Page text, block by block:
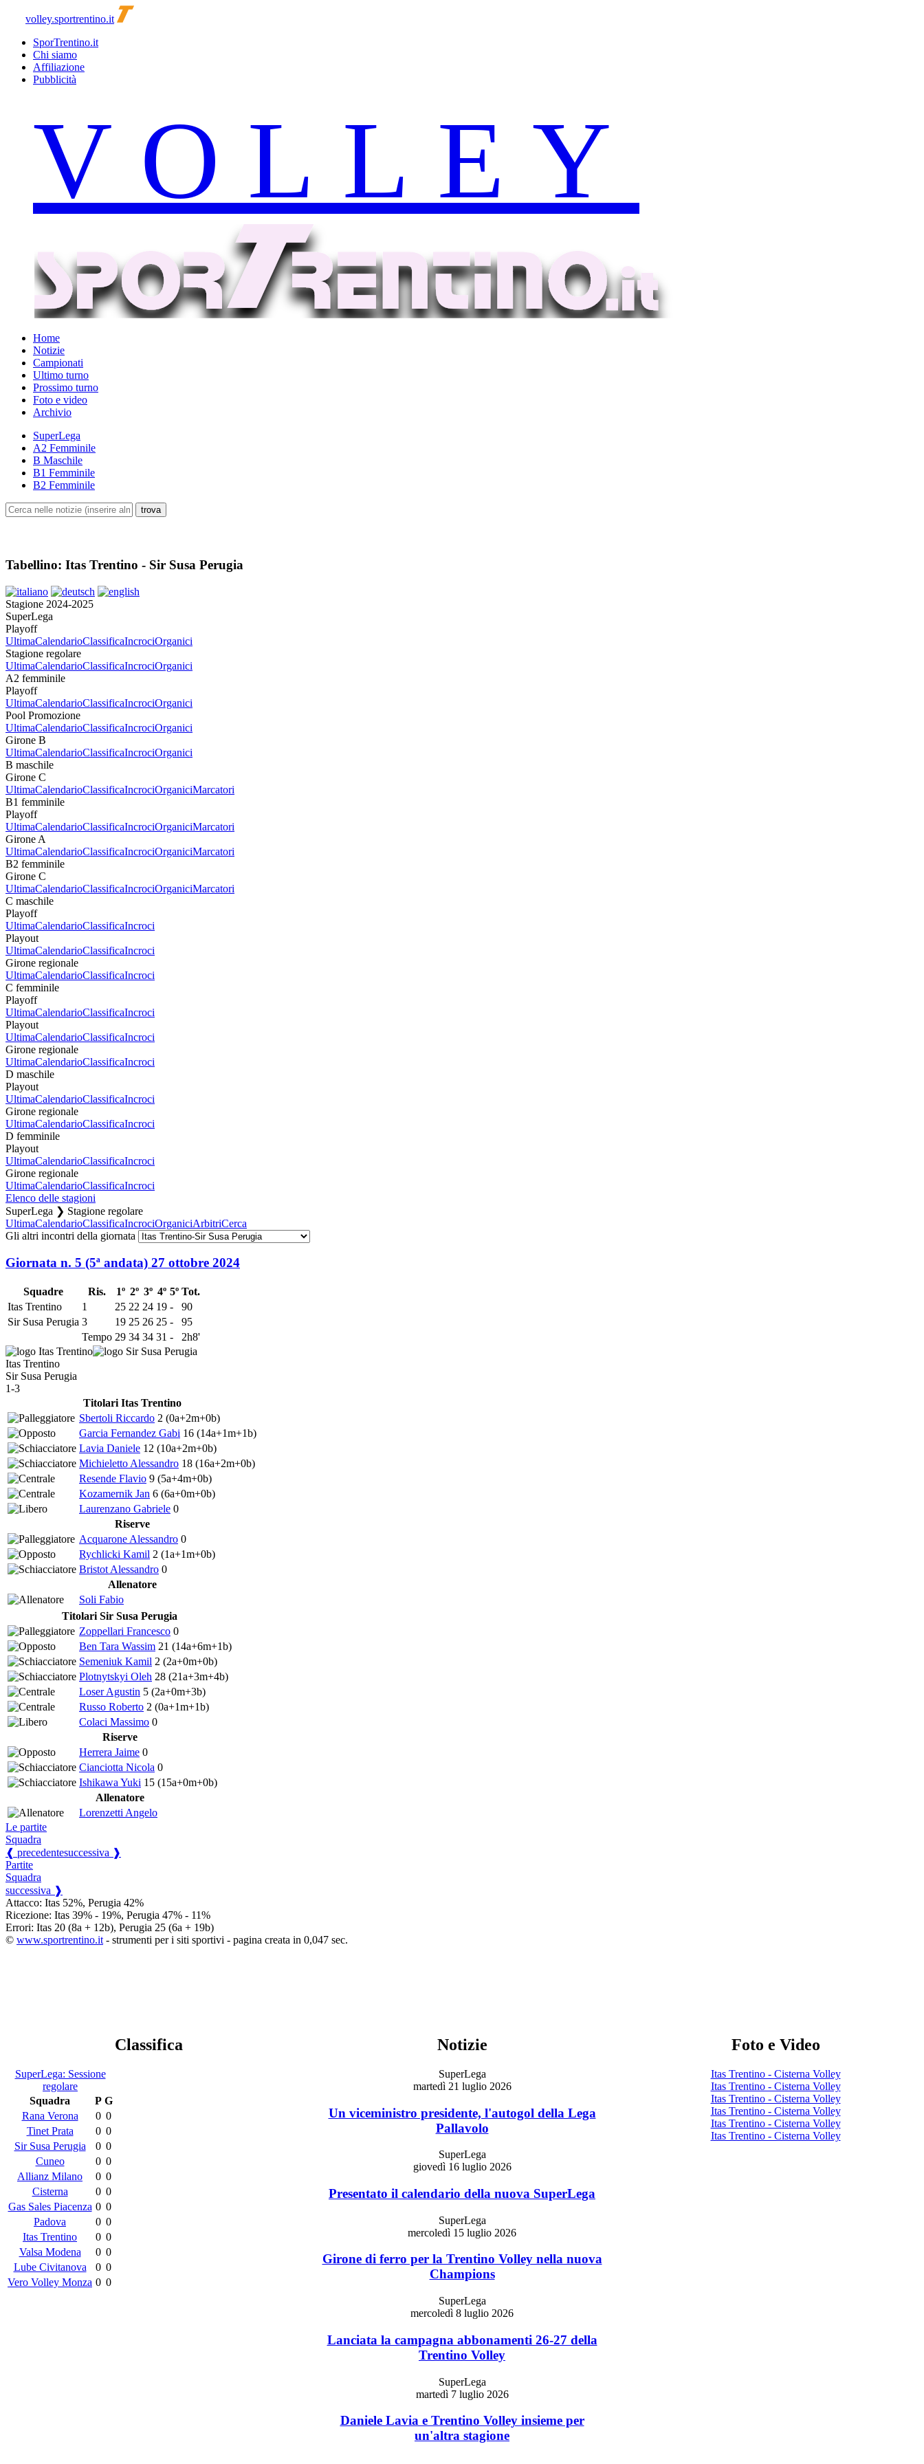
volley.sportrentino.it
SporTrentino.it
Chi siamo
Affiliazione
Pubblicità
Home
Notizie
Campionati
Ultimo turno
Prossimo turno
Foto e video
Archivio
SuperLega
A2 Femminile
B Maschile
B1 Femminile
B2 Femminile
Tabellino: Itas Trentino - Sir Susa Perugia
Stagione 2024-2025
SuperLega
Playoff
UltimaCalendarioClassificaIncrociOrganici
Stagione regolare
UltimaCalendarioClassificaIncrociOrganici
A2 femminile
Playoff
UltimaCalendarioClassificaIncrociOrganici
Pool Promozione
UltimaCalendarioClassificaIncrociOrganici
Girone B
UltimaCalendarioClassificaIncrociOrganici
B maschile
Girone C
UltimaCalendarioClassificaIncrociOrganiciMarcatori
B1 femminile
Playoff
UltimaCalendarioClassificaIncrociOrganiciMarcatori
Girone A
UltimaCalendarioClassificaIncrociOrganiciMarcatori
B2 femminile
Girone C
UltimaCalendarioClassificaIncrociOrganiciMarcatori
C maschile
Playoff
UltimaCalendarioClassificaIncroci
Playout
UltimaCalendarioClassificaIncroci
Girone regionale
UltimaCalendarioClassificaIncroci
C femminile
Playoff
UltimaCalendarioClassificaIncroci
Playout
UltimaCalendarioClassificaIncroci
Girone regionale
UltimaCalendarioClassificaIncroci
D maschile
Playout
UltimaCalendarioClassificaIncroci
Girone regionale
UltimaCalendarioClassificaIncroci
D femminile
Playout
UltimaCalendarioClassificaIncroci
Girone regionale
UltimaCalendarioClassificaIncroci
Elenco delle stagioni
SuperLega ❯ Stagione regolare
UltimaCalendarioClassificaIncrociOrganiciArbitriCerca
Gli altri incontri della giornata
Giornata n. 5 (5ª andata) 27 ottobre 2024
Squadre Ris. 1º 2º 3º 4º 5º Tot.
Itas Trentino
1 25 22 24 19 -
90
Sir Susa Perugia 3 19 25 26 25 -
95
Tempo 29 34 34 31 - 2h8'
Itas Trentino
Sir Susa Perugia
1-3
Titolari Itas Trentino
Sbertoli Riccardo 2 (0a+2m+0b)
Garcia Fernandez Gabi 16 (14a+1m+1b)
Lavia Daniele 12 (10a+2m+0b)
Michieletto Alessandro 18 (16a+2m+0b)
Resende Flavio 9 (5a+4m+0b)
Kozamernik Jan 6 (6a+0m+0b)
Laurenzano Gabriele 0
Riserve
Acquarone Alessandro 0
Rychlicki Kamil 2 (1a+1m+0b)
Bristot Alessandro 0
Allenatore
Soli Fabio
Titolari Sir Susa Perugia
Zoppellari Francesco 0
Ben Tara Wassim 21 (14a+6m+1b)
Semeniuk Kamil 2 (2a+0m+0b)
Plotnytskyi Oleh 28 (21a+3m+4b)
Loser Agustin 5 (2a+0m+3b)
Russo Roberto 2 (0a+1m+1b)
Colaci Massimo 0
Riserve
Herrera Jaime 0
Cianciotta Nicola 0
Ishikawa Yuki 15 (15a+0m+0b)
Allenatore
Lorenzetti Angelo
Le partite
Squadra
❰ precedentesuccessiva ❱
Partite
Squadra
successiva ❱
Attacco: Itas 52%, Perugia 42%
Ricezione: Itas 39% - 19%, Perugia 47% - 11%
Errori: Itas 20 (8a + 12b), Perugia 25 (6a + 19b)
© www.sportrentino.it - strumenti per i siti sportivi - pagina creata in 0,047 sec.
Classifica
SuperLega: Sessione
regolare
Squadra
P G
Rana Verona
0 0
Tinet Prata
0 0
Sir Susa Perugia
0 0
Cuneo
0 0
Allianz Milano
0 0
Cisterna
0 0
Gas Sales Piacenza 0 0
Padova
0 0
Itas Trentino
0 0
Valsa Modena
0 0
Lube Civitanova
0 0
Vero Volley Monza 0 0
Notizie
SuperLega
martedì 21 luglio 2026
Un viceministro presidente, l'autogol della Lega
Pallavolo
SuperLega
giovedì 16 luglio 2026
Presentato il calendario della nuova SuperLega
SuperLega
mercoledì 15 luglio 2026
Girone di ferro per la Trentino Volley nella nuova
Champions
SuperLega
mercoledì 8 luglio 2026
Lanciata la campagna abbonamenti 26-27 della
Trentino Volley
SuperLega
martedì 7 luglio 2026
Daniele Lavia e Trentino Volley insieme per
un'altra stagione
Foto e Video
Itas Trentino - Cisterna Volley
Itas Trentino - Cisterna Volley
Itas Trentino - Cisterna Volley
Itas Trentino - Cisterna Volley
Itas Trentino - Cisterna Volley
Itas Trentino - Cisterna Volley